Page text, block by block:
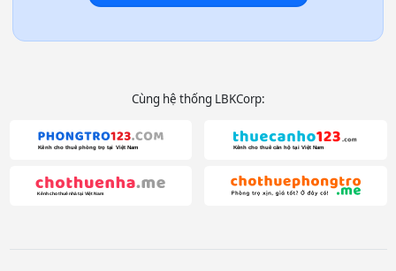
Cùng hệ thống LBKCorp: